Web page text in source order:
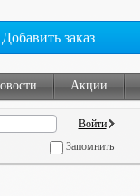
Добавить заказ
Акции
Запомнить